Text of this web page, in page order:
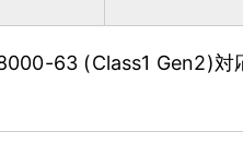
63 (Class1 Gen2)対